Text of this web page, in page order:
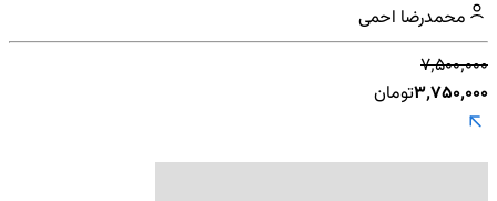
محمدرضا احمی
۷٬۵۰۰٬۰۰۰
۳٬۷۵۰٬۰۰۰تومان